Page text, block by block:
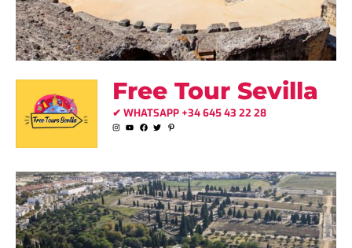
Free Tour Sevilla
✔ WHATSAPP +34 645 43 22 28